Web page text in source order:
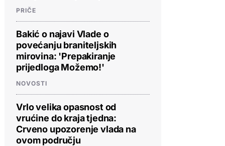
PRIČE
Bakić o najavi Vlade o
povećanju braniteljskih
mirovina: 'Prepakiranje
prijedloga Možemo!'
NOVOSTI
Vrlo velika opasnost od
vrućine do kraja tjedna:
Crveno upozorenje vlada na
ovom području